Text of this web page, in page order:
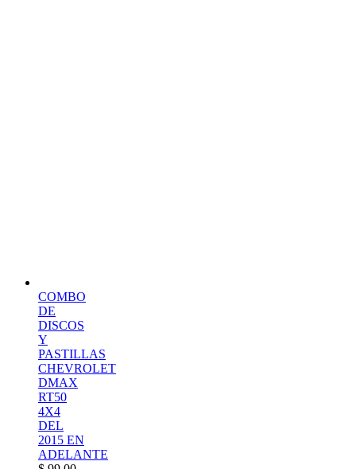
COMBO
DE
DISCOS
Y
PASTILLAS
CHEVROLET
DMAX
RT50
4X4
DEL
2015 EN
ADELANTE